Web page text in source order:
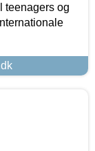
teenagers og